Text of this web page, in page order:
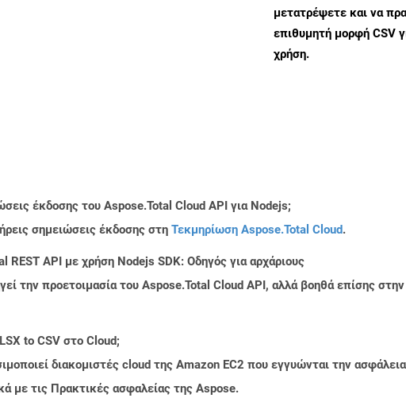
μετατρέψετε και να
επιθυμητή μορφή CSV
χρήση.
έκδοσης του Aspose.Total Cloud API για Nodejs;
σημειώσεις έκδοσης στη Τεκμηρίωση Aspose.Total Cloud.
REST API με χρήση Nodejs SDK: Οδηγός για αρχάριους
την προετοιμασία του Aspose.Total Cloud API, αλλά βοηθά επίσης
to CSV στο Cloud;
διακομιστές cloud της Amazon EC2 που εγγυώνται την
με τις Πρακτικές ασφαλείας της Aspose.